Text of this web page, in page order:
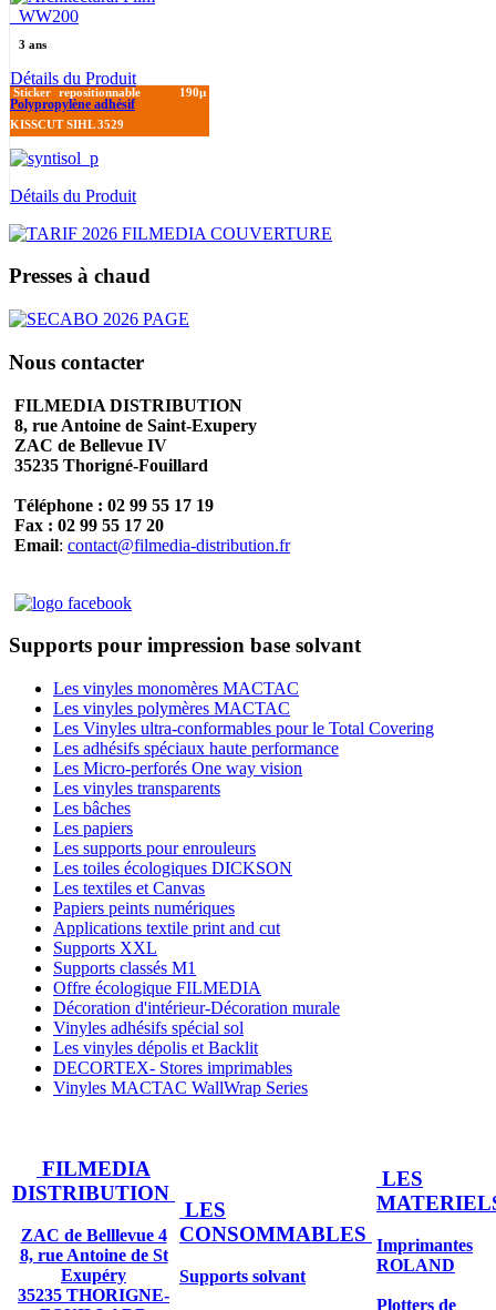
3 ans
Détails du Produit
Sticker repositionnable 190µ
Polypropylène adhésif
KISSCUT SIHL 3529
Détails du Produit
Presses à chaud
Nous contacter
FILMEDIA DISTRIBUTION
8, rue Antoine de Saint-Exupery
ZAC de Bellevue IV
35235 Thorigné-Fouillard
Téléphone : 02 99 55 17 19
Fax : 02 99 55 17 20
Email: contact@filmedia-distribution.fr
Supports pour impression base solvant
Les vinyles monomères MACTAC
Les vinyles polymères MACTAC
Les Vinyles ultra-conformables pour le Total Covering
Les adhésifs spéciaux haute performance
Les Micro-perforés One way vision
Les vinyles transparents
Les bâches
Les papiers
Les supports pour enrouleurs
Les toiles écologiques DICKSON
Les textiles et Canvas
Papiers peints numériques
Applications textile print and cut
Supports XXL
Supports classés M1
Offre écologique FILMEDIA
Décoration d'intérieur-Décoration murale
Vinyles adhésifs spécial sol
Les vinyles dépolis et Backlit
DECORTEX- Stores imprimables
Vinyles MACTAC WallWrap Series
FILMEDIA
DISTRIBUTION
ZAC de Belllevue 4
8, rue Antoine de St
Exupéry
35235 THORIGNE-
LES
CONSOMMABLES
Supports solvant
LES
Imprimantes
ROLAND
Plotters de